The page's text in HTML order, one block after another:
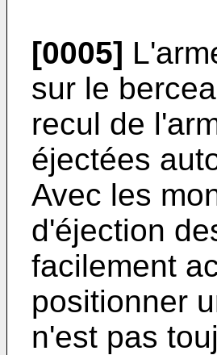
[0005]
sur le
recul de
éjectées
Avec les
d'éjection
facilement
positionner
n'est pas